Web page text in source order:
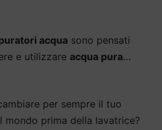
acqua sono pensati
e utilizzare acqua pura…
per sempre il tuo
mondo prima della lavatrice?